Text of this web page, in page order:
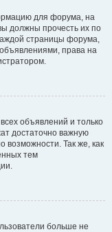
для форума, на
должны прочесть их по
страницы форума,
права на
объявлений и только
достаточно важную
Так же, как
тем
больше не